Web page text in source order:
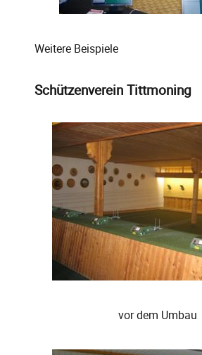
Weitere Beispiele
Schützenverein Tittmoning
vor dem Umbau